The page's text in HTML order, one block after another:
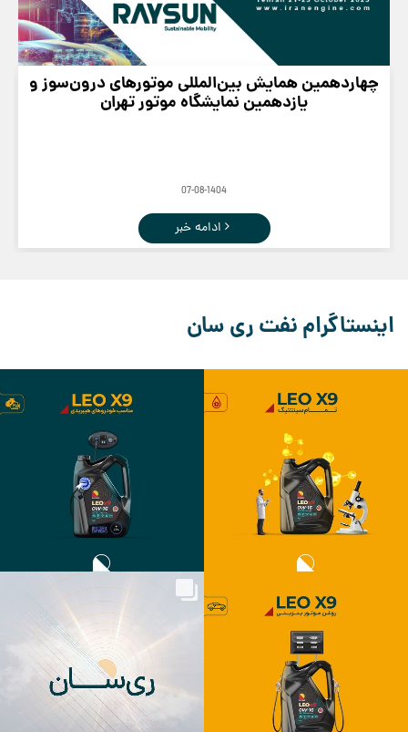
چهاردهمین همایش بین‌المللی موتورهای درون‌سوز و
یازدهمین نمایشگاه موتور تهران
07-08-1404
ادامه خبر
اینستاگرام نفت ری سان